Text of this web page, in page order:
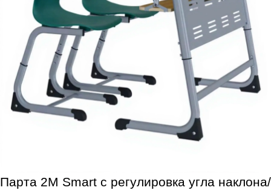
Парта 2М Smart с регулировка угла наклона/